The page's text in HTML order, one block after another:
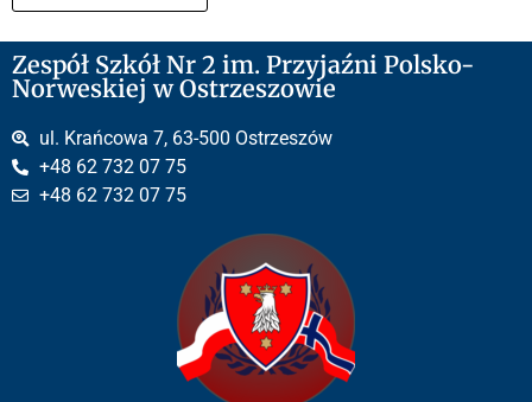
Zespół Szkół Nr 2 im. Przyjaźni Polsko-
Norweskiej w Ostrzeszowie
ul. Krańcowa 7, 63-500 Ostrzeszów
+48 62 732 07 75
+48 62 732 07 75